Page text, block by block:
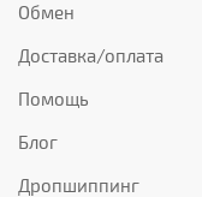
Обмен
Доставка/оплата
Помощь
Блог
Дропшиппинг